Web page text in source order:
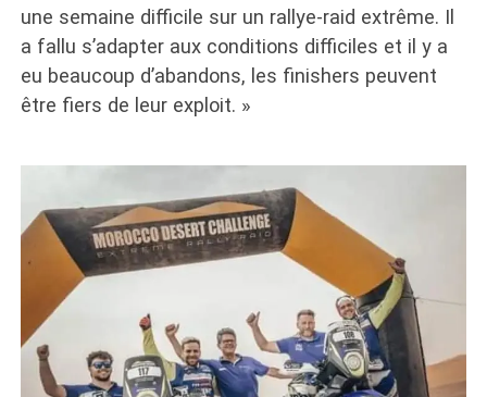
une semaine difficile sur un rallye-raid extrême. Il
a fallu s’adapter aux conditions difficiles et il y a
eu beaucoup d’abandons, les finishers peuvent
être fiers de leur exploit. »